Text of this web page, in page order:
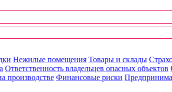
Нежилые помещения Товары и склады
Ответственность владельцев опасных объектов
производстве Финансовые риски